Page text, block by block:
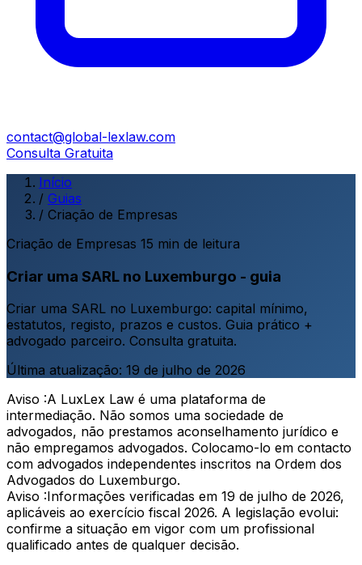
contact@global-lexlaw.com
Consulta Gratuita
Início
/ Guias
/ Criação de Empresas
Criação de Empresas 15 min de leitura
Criar uma SARL no Luxemburgo - guia
Criar uma SARL no Luxemburgo: capital mínimo,
estatutos, registo, prazos e custos. Guia prático +
advogado parceiro. Consulta gratuita.
Última atualização: 19 de julho de 2026
Aviso :A LuxLex Law é uma plataforma de
intermediação. Não somos uma sociedade de
advogados, não prestamos aconselhamento jurídico e
não empregamos advogados. Colocamo-lo em contacto
com advogados independentes inscritos na Ordem dos
Advogados do Luxemburgo.
Aviso :Informações verificadas em 19 de julho de 2026,
aplicáveis ao exercício fiscal 2026. A legislação evolui:
confirme a situação em vigor com um profissional
qualificado antes de qualquer decisão.